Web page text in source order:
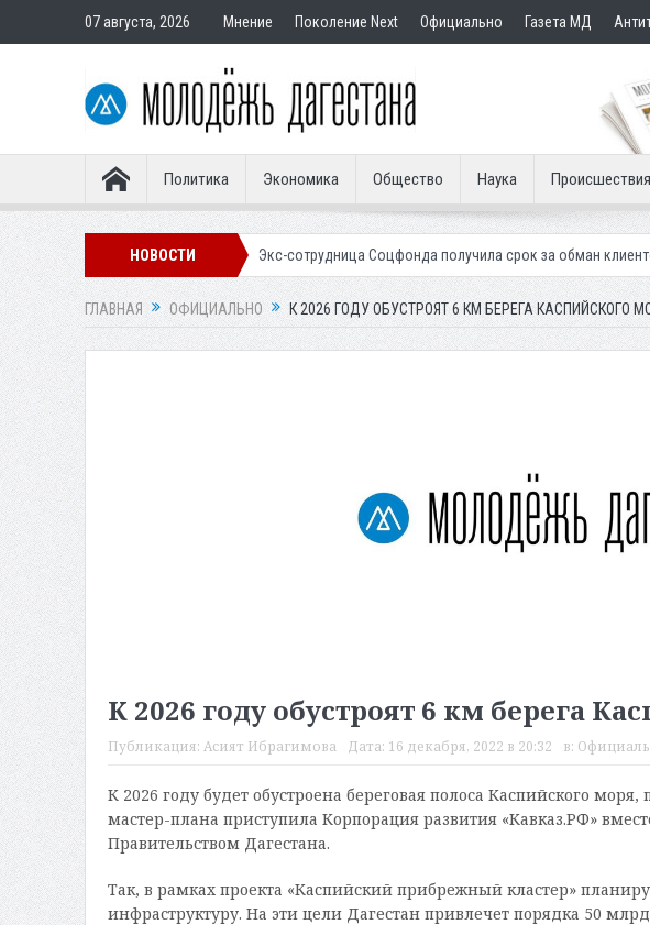
07 августа, 2026 Мнение Поколение Next Официально Газета МД
Политика Экономика Общество Наука Происшествия
НОВОСТИ
покупателям Экс-сотрудница Соцфонда получила срок за обман клиентов Жителей
ГЛАВНАЯ ОФИЦИАЛЬНО К 2026 ГОДУ ОБУСТРОЯТ 6 КМ БЕРЕГА КАСПИЙСКОГО
К 2026 году обустроят 6 км берега
Публикация: Асият Ибрагимова Дата: 16 декабря, 2022 в 20:32 в:
К 2026 году будет обустроена береговая полоса Каспийского
мастер-плана приступила Корпорация развития «Кавказ.РФ»
Правительством Дагестана.
Так, в рамках проекта «Каспийский прибрежный кластер»
инфраструктуру. На эти цели Дагестан привлечет порядка 50